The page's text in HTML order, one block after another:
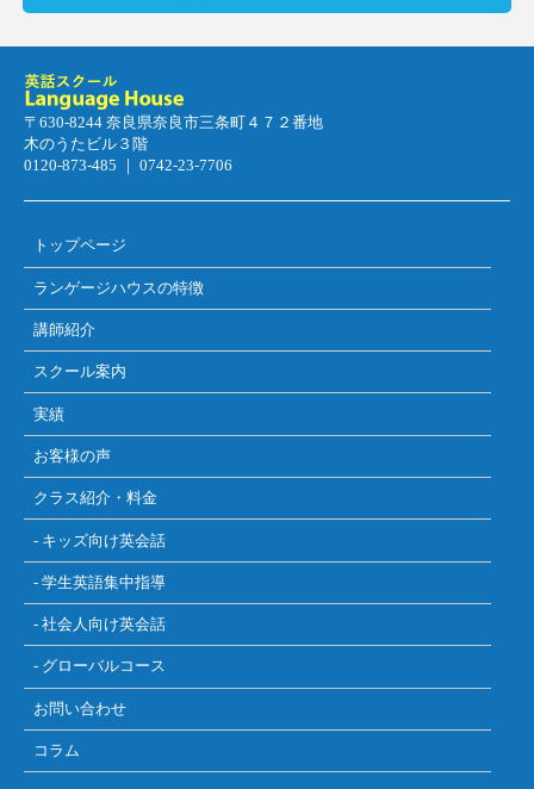
〒630-8244 奈良県奈良市三条町４７２番地
木のうたビル３階
0120-873-485 ｜ 0742-23-7706
トップページ
ランゲージハウスの特徴
講師紹介
スクール案内
実績
お客様の声
クラス紹介・料金
- キッズ向け英会話
- 学生英語集中指導
- 社会人向け英会話
- グローバルコース
お問い合わせ
コラム